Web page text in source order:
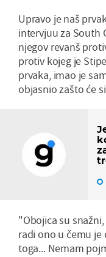
Upravo je naš
intervjuu za South
njegov revanš
protiv kojeg je
prvaka, imao je
objasnio zašto će
"Obojica su
radi ono u čemu je
toga... Nemam